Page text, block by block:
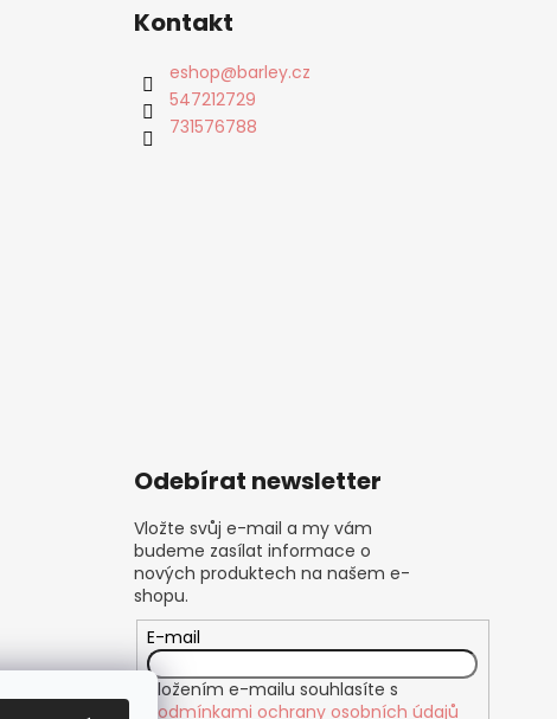
Kontakt
eshop@barley.cz
547212729
731576788
Odebírat newsletter
Vložte svůj e-mail a my vám
budeme zasílat informace o
nových produktech na našem e-
shopu.
E-mail
Vložením e-mailu souhlasíte s
podmínkami ochrany osobních údajů